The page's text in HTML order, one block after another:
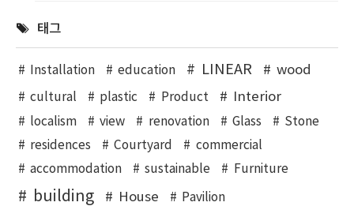
태그
Installation education LINEAR wood
cultural plastic Product Interior
localism view renovation Glass
Stone
residences
Courtyard
commercial
accommodation
sustainable Furniture
building House Pavilion